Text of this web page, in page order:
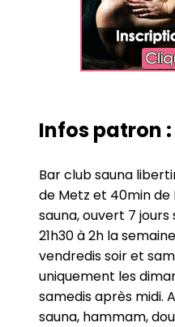
Infos patron :
Bar club sauna
de Metz et 40min
sauna, ouvert 7 jours
21h30 à 2h la
vendredis soir et
uniquement les
samedis après midi.
sauna, hammam,